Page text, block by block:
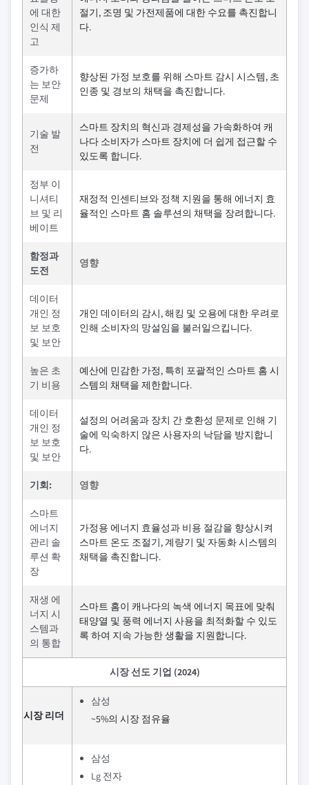
에 대한
인식 제
고
절기, 조명 및 가전제품에 대한 수요를 촉진합니
다.
증가하
는 보안
문제
향상된 가정 보호를 위해 스마트 감시 시스템, 초
인종 및 경보의 채택을 촉진합니다.
기술 발
전
스마트 장치의 혁신과 경제성을 가속화하여 캐
나다 소비자가 스마트 장치에 더 쉽게 접근할 수
있도록 합니다.
정부 이
니셔티
브 및 리
베이트
재정적 인센티브와 정책 지원을 통해 에너지 효
율적인 스마트 홈 솔루션의 채택을 장려합니다.
함정과
도전
영향
데이터
개인 정
보 보호
및 보안
개인 데이터의 감시, 해킹 및 오용에 대한 우려로
인해 소비자의 망설임을 불러일으킵니다.
높은 초
기 비용
예산에 민감한 가정, 특히 포괄적인 스마트 홈 시
스템의 채택을 제한합니다.
데이터
개인 정
보 보호
및 보안
설정의 어려움과 장치 간 호환성 문제로 인해 기
술에 익숙하지 않은 사용자의 낙담을 방지합니
다.
기회: 영향
스마트
에너지
관리 솔
루션 확
장
가정용 에너지 효율성과 비용 절감을 향상시켜
스마트 온도 조절기, 계량기 및 자동화 시스템의
채택을 촉진합니다.
재생 에
너지 시
스템과
의 통합
스마트 홈이 캐나다의 녹색 에너지 목표에 맞춰
태양열 및 풍력 에너지 사용을 최적화할 수 있도
록 하여 지속 가능한 생활을 지원합니다.
시장 선도 기업 (2024)
시장 리더
삼성
~5%의 시장 점유율
삼성
Lg 전자